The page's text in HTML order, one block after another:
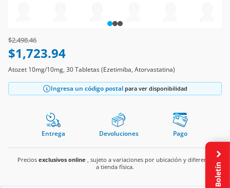
Price reduced from
$2,498.46to
$1,723.94
Atozet 10mg/10mg, 30 Tabletas (Ezetimiba, Atorvastatina)
Ingresa un código postal para ver disponibilidad
Entrega Devoluciones Pago
Precios exclusivos online , sujeto a variaciones por ubicación y diferente
a tienda física.
Boletín